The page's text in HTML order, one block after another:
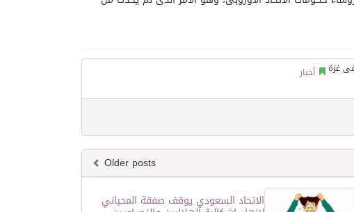
أخبار
Older posts
الاتحاد السعودي يوقف صفقة المحياني